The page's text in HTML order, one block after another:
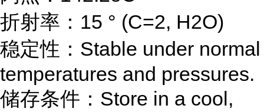
折射率：15 ° (C=2, H2O)
稳定性：Stable under normal
temperatures and pressures.
储存条件：Store in a cool,